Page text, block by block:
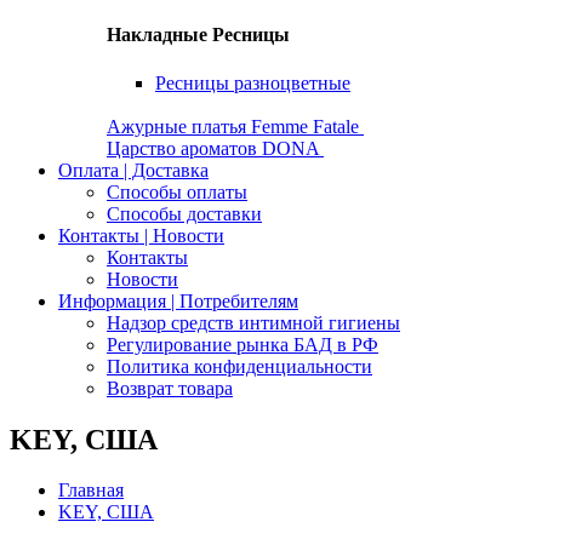
Накладные Ресницы
Ресницы разноцветные
Ажурные платья Femme Fatale
Царство ароматов DONA
Оплата | Доставка
Способы оплаты
Способы доставки
Контакты | Новости
Контакты
Новости
Информация | Потребителям
Надзор средств интимной гигиены
Регулирование рынка БАД в РФ
Политика конфиденциальности
Возврат товара
KEY, США
Главная
KEY, США